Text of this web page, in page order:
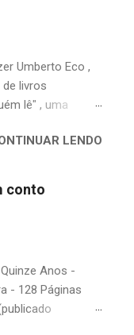
Umberto Eco ,
livros
lê" , uma
da
somos forçados
na escola e
uma certa
livro ou autor
É surpreendente
a essas
pode
LENDO
conto
Anos -
- 128 Páginas